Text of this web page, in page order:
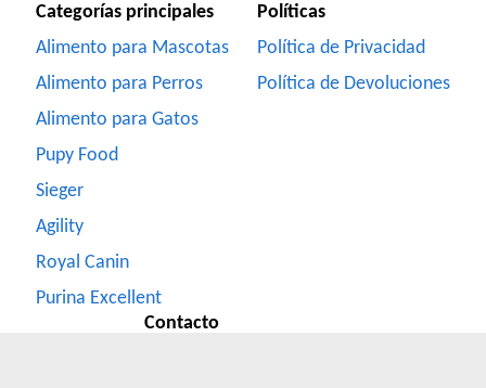
Categorías principales
Alimento para Mascotas
Alimento para Perros
Alimento para Gatos
Pupy Food
Sieger
Agility
Royal Canin
Purina Excellent
Políticas
Política de Privacidad
Política de Devoluciones
Contacto